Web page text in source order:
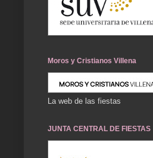
Moros y Cristianos Villena
La web de las fiestas
JUNTA CENTRAL DE FIESTAS